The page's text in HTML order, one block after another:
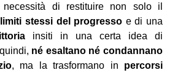
di restituire non solo il
limiti stessi del progresso e di una
insiti in una certa idea di
né esaltano né condannano
, ma la trasformano in percorsi